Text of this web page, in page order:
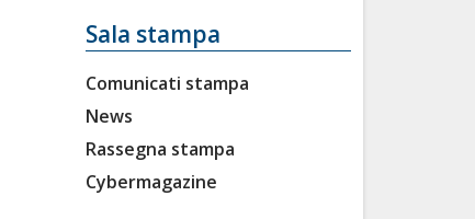
Sala stampa
Comunicati stampa
News
Rassegna stampa
Cybermagazine